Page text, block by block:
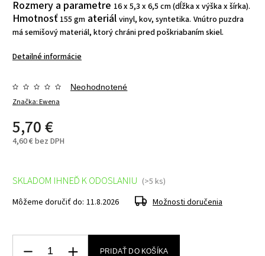
Rozmery a parametre 16 x 5,3 x 6,5 cm (dĺžka x výška x šírka).
Hmotnosť 155 gm ateriál vinyl, kov, syntetika. Vnútro puzdra
má semišový materiál, ktorý chráni pred poškriabaním skiel.
Detailné informácie
Značka:Ewena
Neohodnotené
5,70 €
4,60 € bez DPH
SKLADOM IHNEĎ K ODOSLANIU (>5 ks)
Môžeme doručiť do: 11.8.2026 Možnosti doručenia
PRIDAŤ DO KOŠÍKA